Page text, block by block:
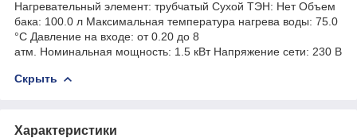
Нагревательный элемент: трубчатый Сухой ТЭН: Нет Объем
бака: 100.0 л Максимальная температура нагрева воды: 75.0
°С Давление на входе: от 0.20 до 8
атм. Номинальная мощность: 1.5 кВт Напряжение сети: 230 В
Скрыть
Характеристики